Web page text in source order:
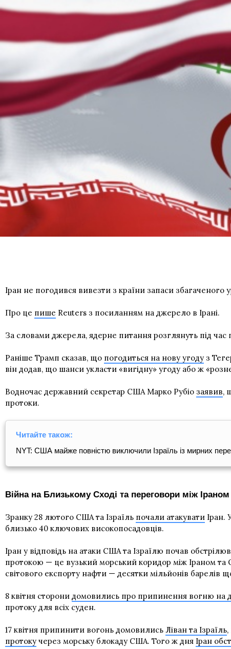
Іран не погодився вивезти з країни запаси
Про це пише Reuters з посиланням на джерело в Ірані.
За словами джерела, ядерне питання розглянуть під
Раніше Трамп сказав, що погодиться на нову угоду з
він додав, що шанси укласти «вигідну» угоду або ж
Водночас державний секретар США Марко Рубіо заявив,
протоки.
Читайте також:
NYT: США майже повністю виключили Ізраїль із мирних
Війна на Близькому Сході та переговори між
Зранку 28 лютого США та Ізраїль почали атакувати Іран.
близько 40 ключових високопосадовців.
Іран у відповідь на атаки США та Ізраїлю почав
протокою — це вузький морський коридор між Іраном та
світового експорту нафти — десятки мільйонів барелів
8 квітня сторони домовились про припинення вогню на
протоку для всіх суден.
17 квітня припинити вогонь домовились Ліван та Ізраїль,
протоку через морську блокаду США. Того ж дня Іран